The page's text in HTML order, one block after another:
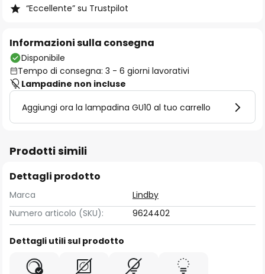
“Eccellente” su Trustpilot
Informazioni sulla consegna
Disponibile
Tempo di consegna: 3 - 6 giorni lavorativi
Lampadine non incluse
Aggiungi ora la lampadina GU10 al tuo carrello
Prodotti simili
Dettagli prodotto
Marca
Lindby
Numero articolo (SKU):
9624402
Dettagli utili sul prodotto